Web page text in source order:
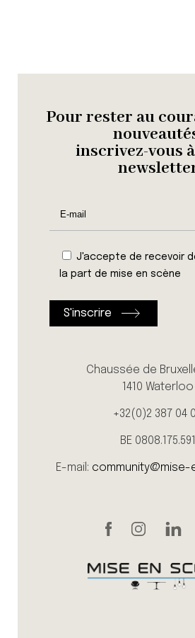
Pour rester au
inscrivez-vous
J'accepte de recevoir
la part de mise en scène
Chaussée de
1410 Waterloo
+32(0)2 387 04
BE 0808.175.591
E-mail: